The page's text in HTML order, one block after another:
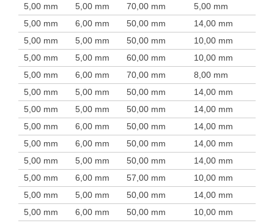
5,00 mm
5,00 mm 70,00 mm 5,00 mm
5,00 mm
6,00 mm 50,00 mm 14,00 mm
5,00 mm
5,00 mm 50,00 mm 10,00 mm
5,00 mm
5,00 mm 60,00 mm 10,00 mm
5,00 mm
6,00 mm 70,00 mm 8,00 mm
5,00 mm
5,00 mm 50,00 mm 14,00 mm
5,00 mm
5,00 mm 50,00 mm 14,00 mm
5,00 mm
6,00 mm 50,00 mm 14,00 mm
5,00 mm
6,00 mm 50,00 mm 14,00 mm
5,00 mm
5,00 mm 50,00 mm 14,00 mm
5,00 mm
6,00 mm 57,00 mm 10,00 mm
5,00 mm
5,00 mm 50,00 mm 14,00 mm
5,00 mm
6,00 mm 50,00 mm 10,00 mm